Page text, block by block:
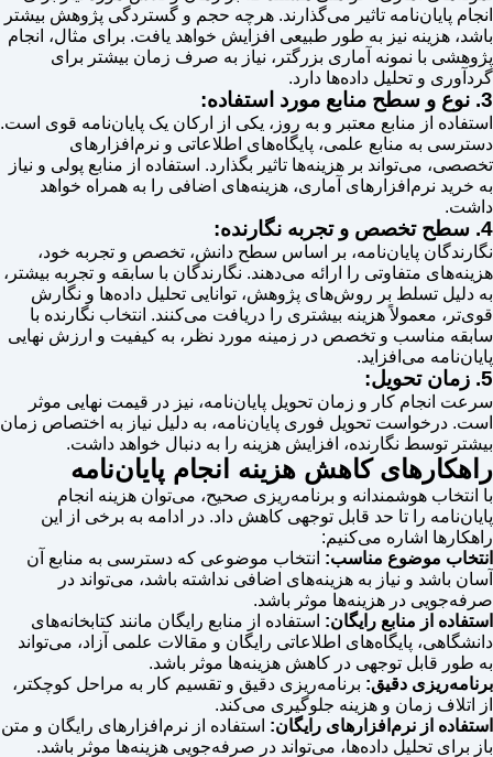
انجام پایان‌نامه تاثیر می‌گذارند. هرچه حجم و گستردگی پژوهش بیشتر
باشد، هزینه نیز به طور طبیعی افزایش خواهد یافت. برای مثال، انجام
پژوهشی با نمونه آماری بزرگتر، نیاز به صرف زمان بیشتر برای
گردآوری و تحلیل داده‌ها دارد.
3. نوع و سطح منابع مورد استفاده:
استفاده از منابع معتبر و به روز، یکی از ارکان یک پایان‌نامه قوی است.
دسترسی به منابع علمی، پایگاه‌های اطلاعاتی و نرم‌افزارهای
تخصصی، می‌تواند بر هزینه‌ها تاثیر بگذارد. استفاده از منابع پولی و نیاز
به خرید نرم‌افزارهای آماری، هزینه‌های اضافی را به همراه خواهد
داشت.
4. سطح تخصص و تجربه نگارنده:
نگارندگان پایان‌نامه، بر اساس سطح دانش، تخصص و تجربه خود،
هزینه‌های متفاوتی را ارائه می‌دهند. نگارندگان با سابقه و تجربه بیشتر،
به دلیل تسلط بر روش‌های پژوهش، توانایی تحلیل داده‌ها و نگارش
قوی‌تر، معمولاً هزینه بیشتری را دریافت می‌کنند. انتخاب نگارنده با
سابقه مناسب و تخصص در زمینه مورد نظر، به کیفیت و ارزش نهایی
پایان‌نامه می‌افزاید.
5. زمان تحویل:
سرعت انجام کار و زمان تحویل پایان‌نامه، نیز در قیمت نهایی موثر
است. درخواست تحویل فوری پایان‌نامه، به دلیل نیاز به اختصاص زمان
بیشتر توسط نگارنده، افزایش هزینه را به دنبال خواهد داشت.
راهکارهای کاهش هزینه انجام پایان‌نامه
با انتخاب هوشمندانه و برنامه‌ریزی صحیح، می‌توان هزینه انجام
پایان‌نامه را تا حد قابل توجهی کاهش داد. در ادامه به برخی از این
راهکارها اشاره می‌کنیم:
انتخاب موضوع مناسب: انتخاب موضوعی که دسترسی به منابع آن
آسان باشد و نیاز به هزینه‌های اضافی نداشته باشد، می‌تواند در
صرفه‌جویی در هزینه‌ها موثر باشد.
استفاده از منابع رایگان: استفاده از منابع رایگان مانند کتابخانه‌های
دانشگاهی، پایگاه‌های اطلاعاتی رایگان و مقالات علمی آزاد، می‌تواند
به طور قابل توجهی در کاهش هزینه‌ها موثر باشد.
برنامه‌ریزی دقیق: برنامه‌ریزی دقیق و تقسیم کار به مراحل کوچکتر،
از اتلاف زمان و هزینه جلوگیری می‌کند.
استفاده از نرم‌افزارهای رایگان: استفاده از نرم‌افزارهای رایگان و متن
باز برای تحلیل داده‌ها، می‌تواند در صرفه‌جویی هزینه‌ها موثر باشد.